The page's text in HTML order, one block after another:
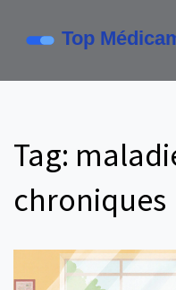
Tag:
chroniques